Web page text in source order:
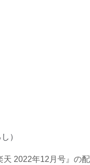
）
天 2022年12月号』の配